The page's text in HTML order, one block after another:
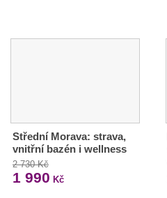
Střední Morava: strava,
vnitřní bazén i wellness
2 730 Kč
1 990 Kč